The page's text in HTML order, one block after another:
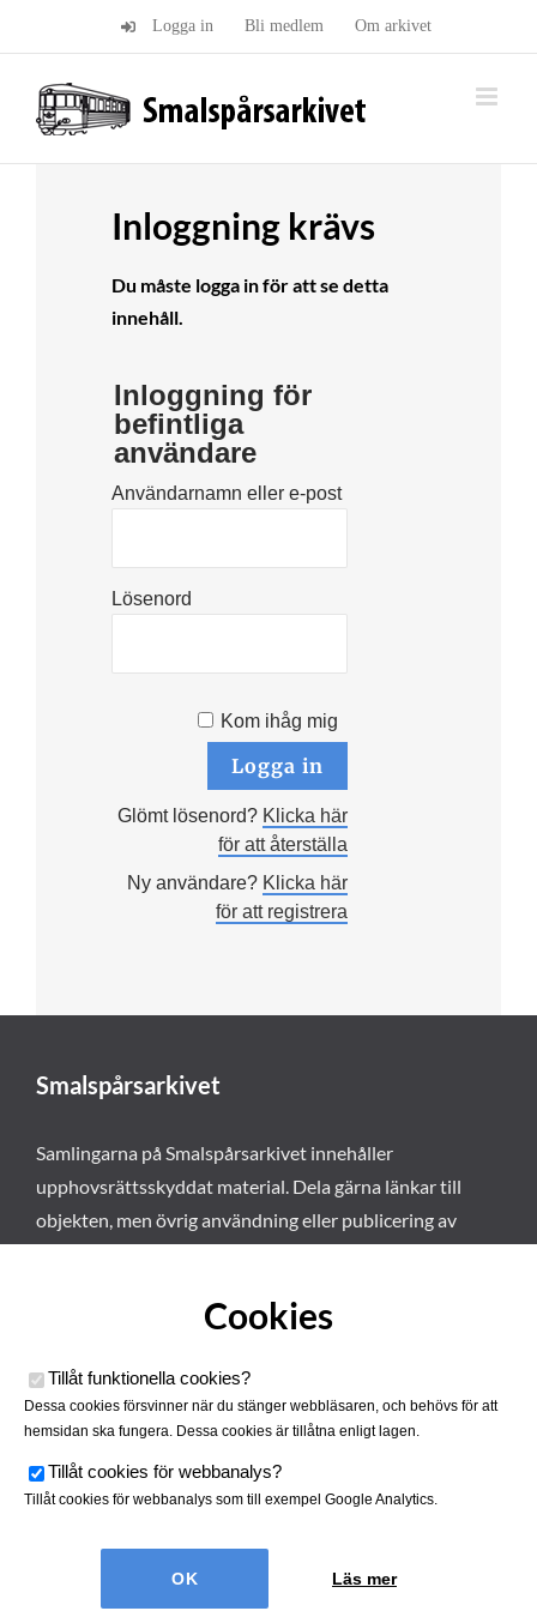
Logga in Bli medlem Om arkivet
Inloggning krävs
Du måste logga in för att se detta
innehåll.
Inloggning för
befintliga
användare
Användarnamn eller e-post
Lösenord
Kom ihåg mig
Glömt lösenord? Klicka här
för att återställa
Ny användare? Klicka här
för att registrera
Smalspårsarkivet
Samlingarna på Smalspårsarkivet innehåller
upphovsrättsskyddat material. Dela gärna länkar till
objekten, men övrig användning eller publicering av
Smalspårsarkivet drivs av
Tjustbygdens Järnvägsförening
Cookies
Tillåt funktionella cookies?
Dessa cookies försvinner när du stänger webbläsaren, och behövs för att
hemsidan ska fungera. Dessa cookies är tillåtna enligt lagen.
Tillåt cookies för webbanalys?
Tillåt cookies för webbanalys som till exempel Google Analytics.
Läs mer